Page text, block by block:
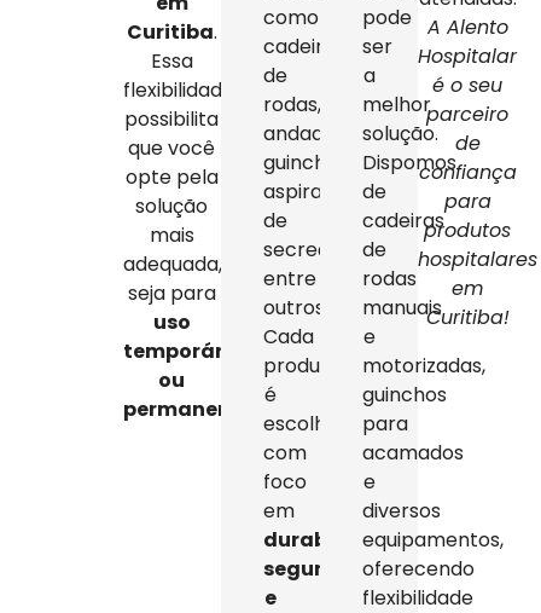
Curitiba.
Essa
flexibilidade
possibilita
que você
opte pela
solução
mais
adequada,
seja para
uso
temporário
ou
permanente
como
cadeiras
de
rodas,
andadores,
guinchos,
aspiradores
de
secreção,
entre
outros.
Cada
produto
é
escolhido
com
foco
em
durabilidade,
segurança
e
pode
ser
a
melhor
solução.
Dispomos
de
cadeiras
de
rodas
manuais
e
motorizadas,
guinchos
para
acamados
e
diversos
equipamentos,
oferecendo
flexibilidade
A Alento
Hospitalar
é o seu
parceiro
de
confiança
para
produtos
hospitalares
em
Curitiba!